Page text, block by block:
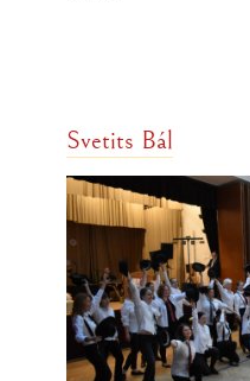
Svetits Bál